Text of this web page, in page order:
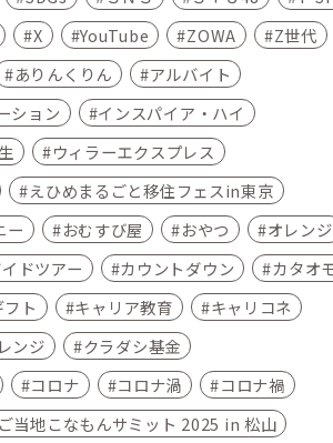
X YouTube ZOWA
Z世代
ありんくりん
アルバイト
ション
インスパイア・ハイ
ウィラーエクスプレス
えひめまるごと移住フェスin東京
ー おむすび屋 おやつ
オレンジ
ドツアー カウントダウン
カタオ
フト キャリア教育
キャリコネ
ンジ
クラダシ基金
コロナ コロナ渦
コロナ禍
ご当地こなもんサミット 2025 in 松山